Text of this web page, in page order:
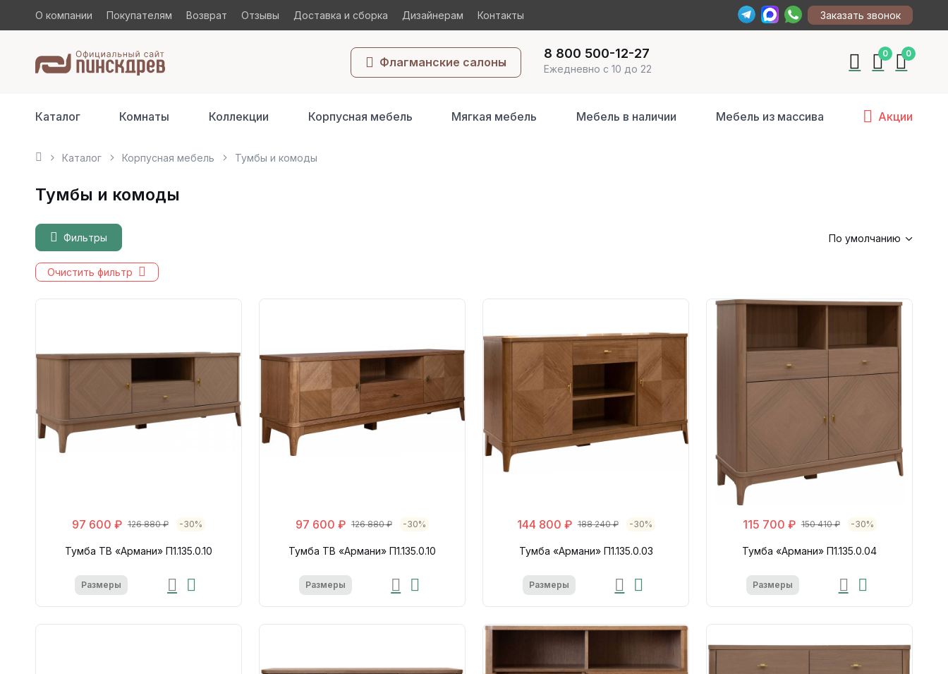
О компании Покупателям Возврат Отзывы Доставка и сборка Дизайнерам Контакты Заказать звонок
Флагманские салоны
8 800 500-12-27
Ежедневно с 10 до 22
0 0
Каталог Комнаты Коллекции Корпусная мебель Мягкая мебель Мебель в наличии Мебель из массива Акции
Каталог Корпусная мебель Тумбы и комоды
Тумбы и комоды
Фильтры По умолчанию
Очистить фильтр
97 600 ₽ 126 880 ₽ -30%
Тумба ТВ «Армани» П1.135.0.10
Размеры
97 600 ₽ 126 880 ₽ -30%
Тумба ТВ «Армани» П1.135.0.10
Размеры
144 800 ₽ 188 240 ₽ -30%
Тумба «Армани» П1.135.0.03
Размеры
115 700 ₽ 150 410 ₽ -30%
Тумба «Армани» П1.135.0.04
Размеры